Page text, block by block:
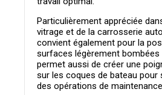
Particulièrement appréciée
vitrage et de la carrosserie
convient également pour la
surfaces légèrement
permet aussi de créer une
sur les coques de bateau pour
des opérations de